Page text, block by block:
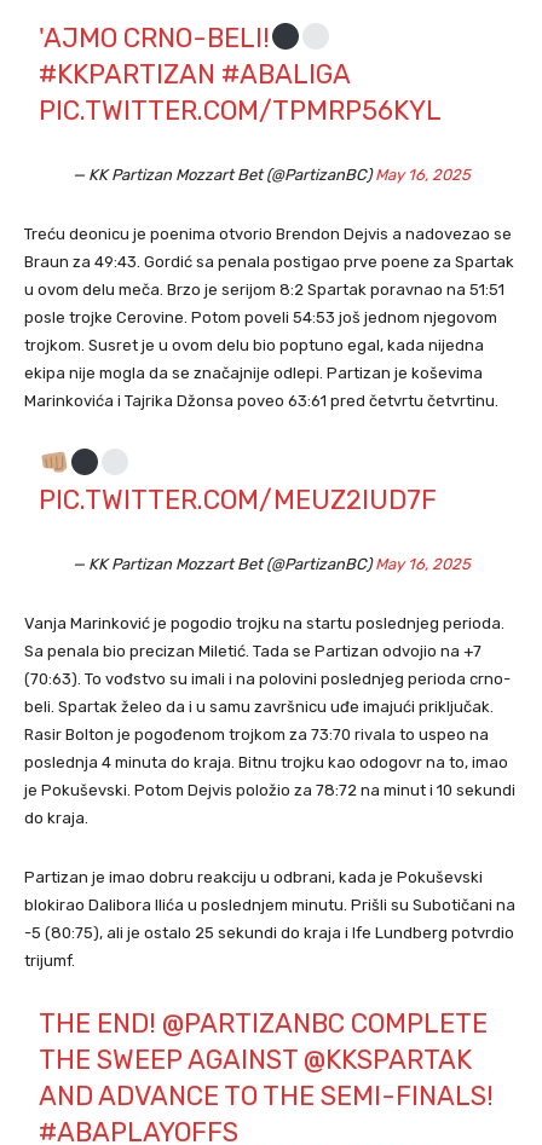
'AJMO CRNO-BELI!
#KKPARTIZAN #ABALIGA
PIC.TWITTER.COM/TPMRP56KYL
— KK Partizan Mozzart Bet (@PartizanBC)May 16, 2025
Treću deonicu je poenima otvorio Brendon Dejvis a nadovezao se
Braun za 49:43. Gordić sa penala postigao prve poene za Spartak
u ovom delu meča. Brzo je serijom 8:2 Spartak poravnao na 51:51
posle trojke Cerovine. Potom poveli 54:53 još jednom njegovom
trojkom. Susret je u ovom delu bio poptuno egal, kada nijedna
ekipa nije mogla da se značajnije odlepi. Partizan je koševima
Marinkovića i Tajrika Džonsa poveo 63:61 pred četvrtu četvrtinu.
PIC.TWITTER.COM/MEUZ2IUD7F
— KK Partizan Mozzart Bet (@PartizanBC)May 16, 2025
Vanja Marinković je pogodio trojku na startu poslednjeg perioda.
Sa penala bio precizan Miletić. Tada se Partizan odvojio na +7
(70:63). To vođstvo su imali i na polovini poslednjeg perioda crno-
beli. Spartak želeo da i u samu završnicu uđe imajući priključak.
Rasir Bolton je pogođenom trojkom za 73:70 rivala to uspeo na
poslednja 4 minuta do kraja. Bitnu trojku kao odogovr na to, imao
je Pokuševski. Potom Dejvis položio za 78:72 na minut i 10 sekundi
do kraja.
Partizan je imao dobru reakciju u odbrani, kada je Pokuševski
blokirao Dalibora Ilića u poslednjem minutu. Prišli su Subotičani na
-5 (80:75), ali je ostalo 25 sekundi do kraja i Ife Lundberg potvrdio
trijumf.
THE END! @PARTIZANBC COMPLETE
THE SWEEP AGAINST @KKSPARTAK
AND ADVANCE TO THE SEMI-FINALS!
#ABAPLAYOFFS